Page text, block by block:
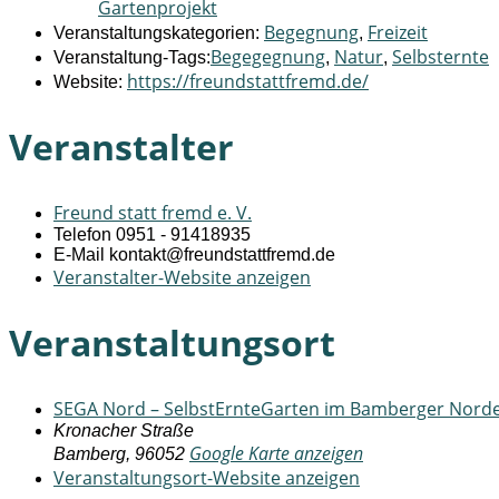
Gartenprojekt
Veranstaltungskategorien: Begegnung, Freizeit
Veranstaltung-Tags:Begegegnung, Natur, Selbsternte
Website: https://freundstattfremd.de/
Veranstalter
Freund statt fremd e. V.
Telefon 0951 - 91418935
E-Mail
kontakt@freundstattfremd.de
Veranstalter-Website anzeigen
Veranstaltungsort
SEGA Nord – SelbstErnteGarten im Bamberger
Kronacher Straße
Bamberg, 96052 Google Karte anzeigen
Veranstaltungsort-Website anzeigen